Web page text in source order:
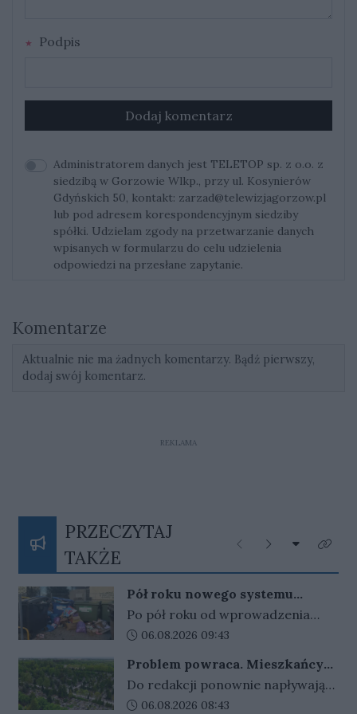
Podpis
Dodaj komentarz
Administratorem danych jest TELETOP sp. z o.o. z
siedzibą w Gorzowie Wlkp., przy ul. Kosynierów
Gdyńskich 50, kontakt: zarzad@telewizjagorzow.pl
lub pod adresem korespondencyjnym siedziby
spółki. Udzielam zgody na przetwarzanie danych
wpisanych w formularzu do celu udzielenia
odpowiedzi na przesłane zapytanie.
Komentarze
Aktualnie nie ma żadnych komentarzy. Bądź pierwszy,
dodaj swój komentarz.
REKLAMA
PRZECZYTAJ
TAKŻE
Poprzednie
Następne
Rozwiń
Kliknij
Pół roku nowego systemu
śmieciowego. Są pytania o jego
skuteczność
Po pół roku od wprowadzenia
nowych zasad pojawiły się pytania
za gospodarowanie odpadami
komunalnymi. Do władz miasta
trafiła interpelacja dotycząca
Data dodania artykułu:
06.08.2026 09:43
Problem powraca. Mieszkańcy
tracą przedmioty o wartości
sentymentalnej
Do redakcji ponownie napływają
sygnały od mieszkańców, którzy
Data dodania artykułu:
06.08.2026 08:43